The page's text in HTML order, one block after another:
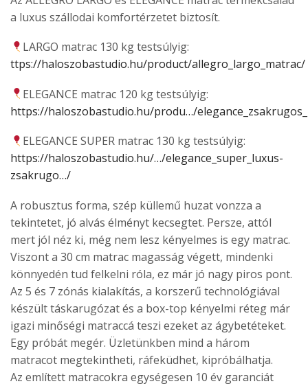
a luxus szállodai komfortérzetet biztosít.
LARGO matrac 130 kg testsúlyig:
ttps://haloszobastudio.hu/product/allegro_largo_matrac/
ELEGANCE matrac 120 kg testsúlyig:
https://haloszobastudio.hu/produ…/
ELEGANCE SUPER matrac 130 kg testsúlyig:
https://haloszobastudio.hu/…/elegance_super_luxus-
zsakrugo…/
A robusztus forma, szép küllemű huzat vonzza a
tekintetet, jó alvás élményt kecsegtet. Persze, attól
mert jól néz ki, még nem lesz kényelmes is egy matrac.
Viszont a 30 cm matrac magasság végett, mindenki
könnyedén tud felkelni róla, ez már jó nagy piros pont.
Az 5 és 7 zónás kialakítás, a korszerű technológiával
készült táskarugózat és a box-top kényelmi réteg már
igazi minőségi matraccá teszi ezeket az ágybetéteket.
Egy próbát megér. Üzletünkben mind a három
matracot megtekintheti, ráfeküdhet, kipróbálhatja.
Az említett matracokra egységesen 10 év garanciát